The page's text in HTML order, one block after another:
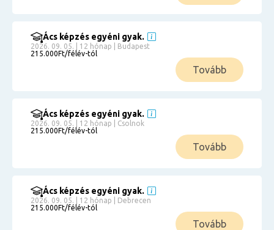
Ács képzés egyéni gyak.
2026. 09. 05. | 12 hónap | Budapest
215.000Ft/félév-tól
Tovább
Ács képzés egyéni gyak.
2026. 09. 05. | 12 hónap | Csolnok
215.000Ft/félév-tól
Tovább
Ács képzés egyéni gyak.
2026. 09. 05. | 12 hónap | Debrecen
215.000Ft/félév-tól
Tovább